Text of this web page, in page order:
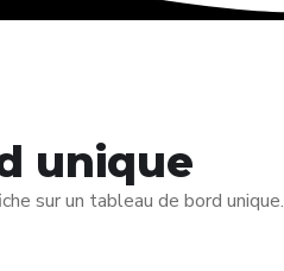
unique
sur un tableau de bord unique.